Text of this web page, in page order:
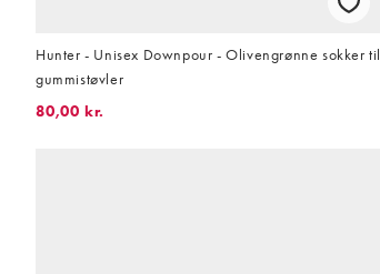
Hunter - Unisex Downpour - Olivengrønne sokker til
gummistøvler
80,00 kr.